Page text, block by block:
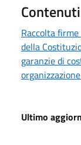
Raccolta
della
garanzie di
Ultimo